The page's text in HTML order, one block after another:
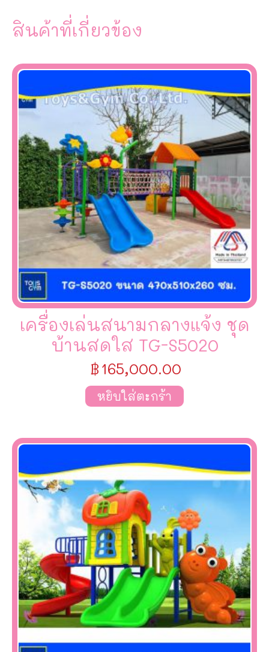
สินค้าที่เกี่ยวข้อง
เครื่องเล่นสนามกลางแจ้ง ชุด
บ้านสดใส TG-S5020
฿165,000.00
หยิบใส่ตะกร้า